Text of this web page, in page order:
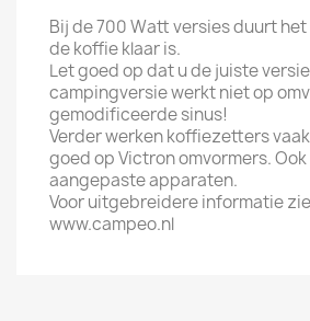
Bij de 700 Watt versies duurt
de koffie klaar is.
Let goed op dat u de juiste
campingversie werkt niet op
gemodificeerde sinus!
Verder werken koffiezetters
goed op Victron omvormers.
aangepaste apparaten.
Voor uitgebreidere informatie
www.campeo.nl